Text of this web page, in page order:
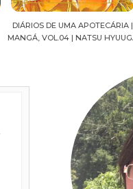
CAVALEIROS DO ZODÍACO: SAINT
SEIYA FINAL EDITION | VOL. 05 |